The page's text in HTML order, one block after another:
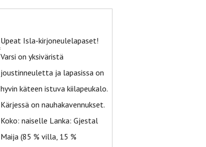
Upeat Isla-kirjoneulelapaset!
Varsi on yksiväristä
joustinneuletta ja lapasissa on
hyvin käteen istuva kiilapeukalo.
Kärjessä on nauhakavennukset.
Koko: naiselle Lanka: Gjestal
Maija (85 % villa, 15 %